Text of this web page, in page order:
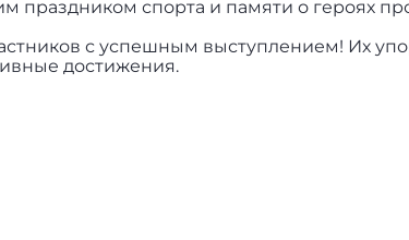
праздником спорта и памяти о героях
с успешным выступлением! Их
достижения.